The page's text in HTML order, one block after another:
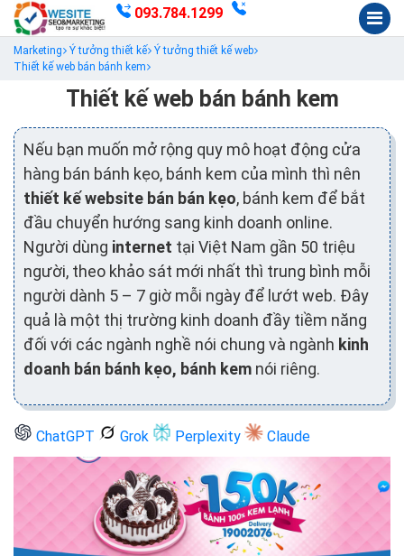
093.784.1299
Marketing Ý tưởng thiết kế Ý tưởng thiết kế web
Thiết kế web bán bánh kem
Thiết kế web bán bánh kem
Nếu bạn muốn mở rộng quy mô hoạt động cửa
hàng bán bánh kẹo, bánh kem của mình thì nên
thiết kế website bán bán kẹo, bánh kem để bắt
đầu chuyển hướng sang kinh doanh online.
Người dùng internet tại Việt Nam gần 50 triệu
người, theo khảo sát mới nhất thì trung bình mỗi
người dành 5 – 7 giờ mỗi ngày để lướt web. Đây
quả là một thị trường kinh doanh đầy tiềm năng
đối với các ngành nghề nói chung và ngành kinh
doanh bán bánh kẹo, bánh kem nói riêng.
ChatGPT Grok Perplexity Claude